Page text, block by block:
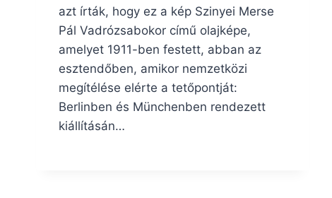
azt írták, hogy ez a kép Szinyei Merse
Pál Vadrózsabokor című olajképe,
amelyet 1911-ben festett, abban az
esztendőben, amikor nemzetközi
megítélése elérte a tetőpontját:
Berlinben és Münchenben rendezett
kiállításán…